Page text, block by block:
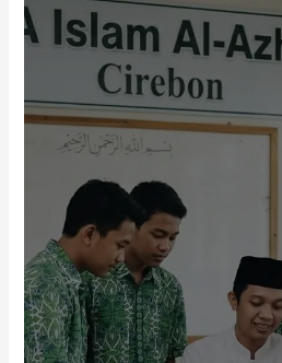
Program
Program Tahfidz
Azhar 5 Cirebon
disiplin, berkarakter, dan
Qur’an.